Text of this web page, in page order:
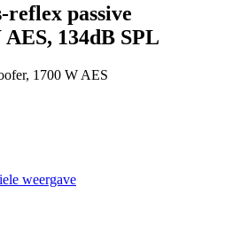
reflex passive
134dB SPL
1700 W AES
weergave